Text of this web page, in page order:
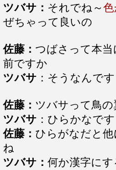
ツバサ： それでね～
ぜちゃって良いの
佐藤： つばさって本
前ですか
ツバサ ：そうなんで
佐藤： ツバサって鳥
ツバサ ：ひらかなです
佐藤： ひらがなだと
ね
ツバサ： 何か漢字に